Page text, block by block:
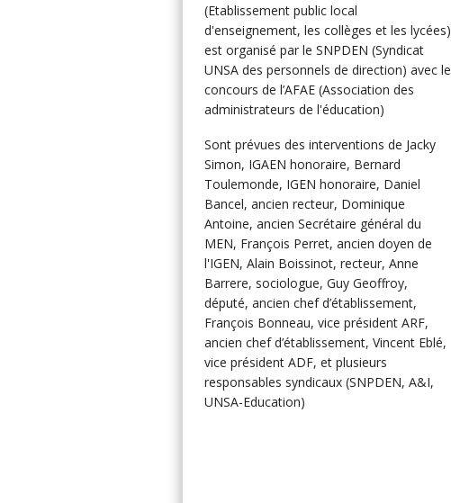
(Etablissement public local
d'enseignement, les collèges et les lycées)
est organisé par le SNPDEN (Syndicat
UNSA des personnels de direction) avec le
concours de l’AFAE (Association des
administrateurs de l'éducation)
Sont prévues des interventions de Jacky
Simon, IGAEN honoraire, Bernard
Toulemonde, IGEN honoraire, Daniel
Bancel, ancien recteur, Dominique
Antoine, ancien Secrétaire général du
MEN, François Perret, ancien doyen de
l'IGEN, Alain Boissinot, recteur, Anne
Barrere, sociologue, Guy Geoffroy,
député, ancien chef d’établissement,
François Bonneau, vice président ARF,
ancien chef d’établissement, Vincent Eblé,
vice président ADF, et plusieurs
responsables syndicaux (SNPDEN, A&I,
UNSA-Education)